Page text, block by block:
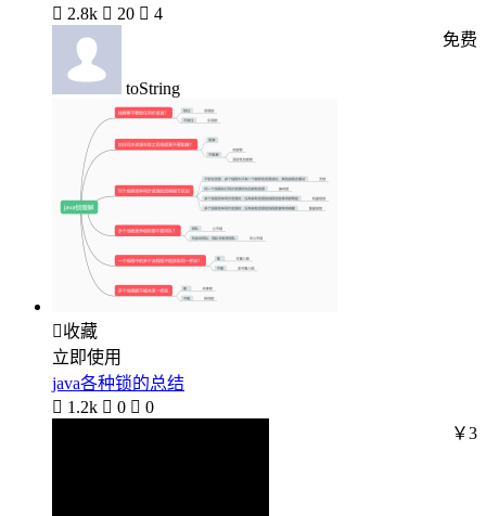
 2.8k  20  4
toString
免费
收藏
立即使用
java各种锁的总结
 1.2k  0  0
￥3